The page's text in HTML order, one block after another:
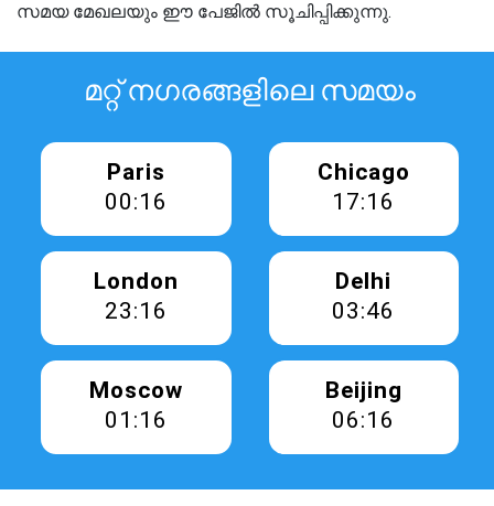
സമയ മേഖലയും ഈ പേജിൽ സൂചിപ്പിക്കുന്നു.
മറ്റ് നഗരങ്ങളിലെ സമയം
Paris
00:16
Chicago
17:16
London
23:16
Delhi
03:46
Moscow
01:16
Beijing
06:16